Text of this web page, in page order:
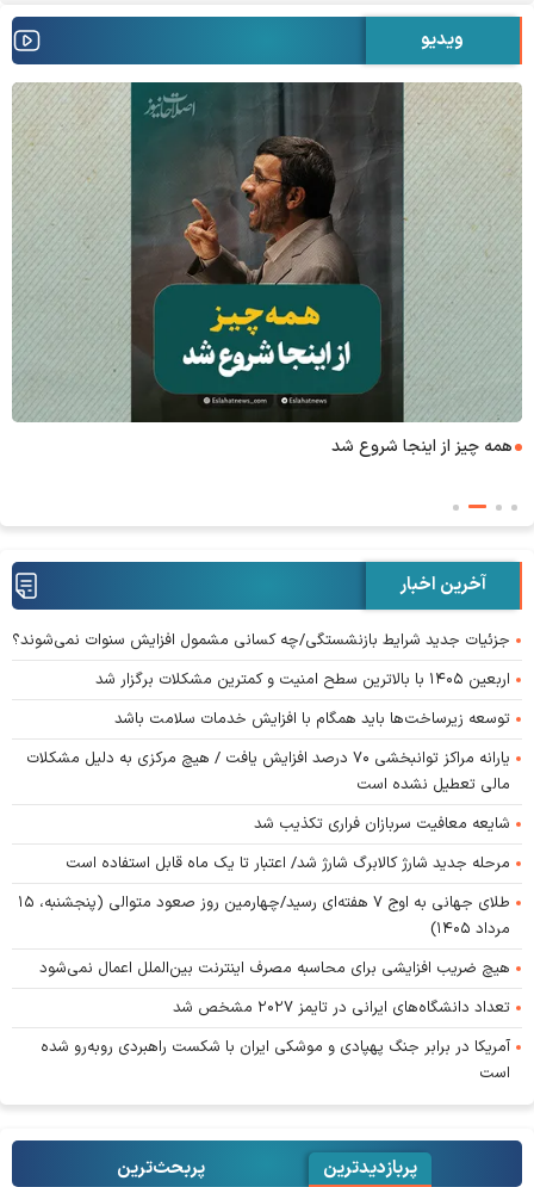
ویدیو
همه چیز از اینجا شروع شد
آخرین اخبار
جزئیات جدید شرایط بازنشستگی/چه کسانی مشمول افزایش سنوات نمی‌شوند؟
اربعین ۱۴۰۵ با بالاترین سطح امنیت و کمترین مشکلات برگزار شد
توسعه زیرساخت‌ها باید همگام با افزایش خدمات سلامت باشد
یارانه مراکز توانبخشی ۷۰ درصد افزایش یافت / هیچ مرکزی به دلیل مشکلات
مالی تعطیل نشده است
شایعه معافیت سربازان فراری تکذیب شد
مرحله جدید شارژ کالابرگ شارژ شد/ اعتبار تا یک ماه قابل استفاده است
طلای جهانی به اوج ۷ هفته‌ای رسید/چهارمین روز صعود متوالی (پنجشنبه، ۱۵
مرداد ۱۴۰۵)
هیچ ضریب افزایشی برای محاسبه مصرف اینترنت بین‌الملل اعمال نمی‌شود
تعداد دانشگاه‌های ایرانی در تایمز ۲۰۲۷ مشخص شد
آمریکا در برابر جنگ پهپادی و موشکی ایران با شکست راهبردی روبه‌رو شده
است
پربازدیدترین پربحث‌ترین‌